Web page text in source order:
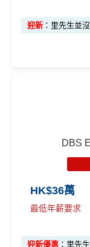
迎新 ：里先生並
DBS
有得換Asia
到$6=1里
日常PayMe
1！！！無成
積分無限期，
DBS
HK$36萬
最低年薪要求
迎新優惠 ：里先